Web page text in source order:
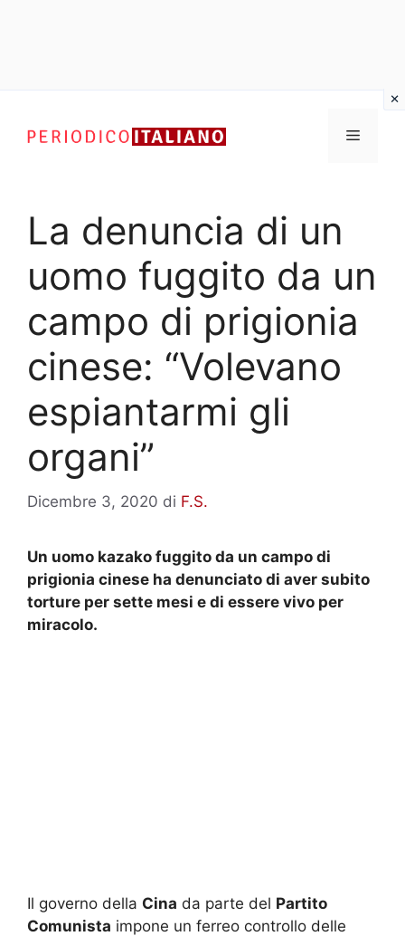
contenuto
Menu
La denuncia di un
uomo fuggito da un
campo di prigionia
cinese: “Volevano
espiantarmi gli
organi”
Dicembre 3, 2020 di F.S.
Un uomo kazako fuggito da un campo di
prigionia cinese ha denunciato di aver subito
torture per sette mesi e di essere vivo per
miracolo.
Il governo della Cina da parte del Partito
Comunista impone un ferreo controllo delle